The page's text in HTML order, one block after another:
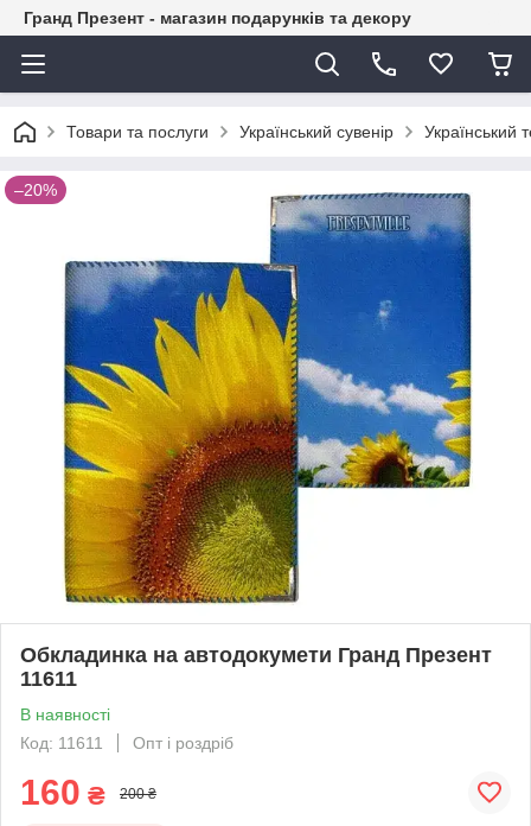
Гранд Презент - магазин подарунків та декору
Товари та послуги Український сувенір Український
–20%
Обкладинка на автодокумети Гранд Презент
11611
В наявності
Код: 11611
Опт і роздріб
160 ₴ 200 ₴